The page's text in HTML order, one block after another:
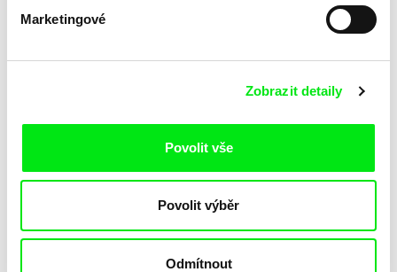
Marketingové
Zobrazit detaily
Povolit vše
Povolit výběr
Odmítnout
Linda Kallistová Jablonská
Taye Cimon, Pierre Coëz,
Manuarii Morel, Romain